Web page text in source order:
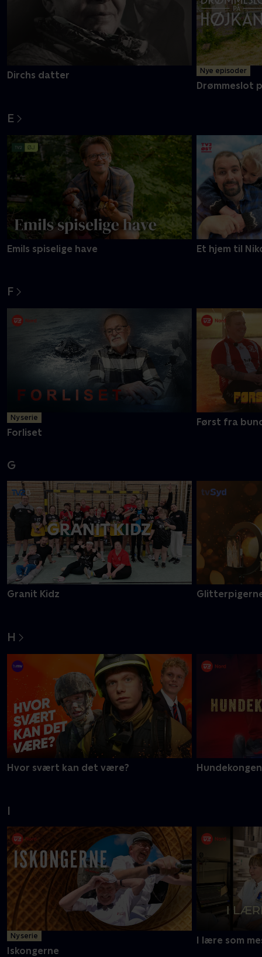
Dirchs datter Nye episoder
Drømmeslot
E
Emils spiselige have Et hjem til
F
Ny serie
Forliset
Først fra
G
Granit Kidz
H
Hvor svært kan det være? Hundekongen
I
Ny serie
Iskongerne
I lære som